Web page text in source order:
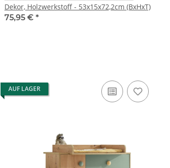
Dekor, Holzwerkstoff - 53x15x72,2cm (BxHxT)
75,95 € *
AUF LAGER